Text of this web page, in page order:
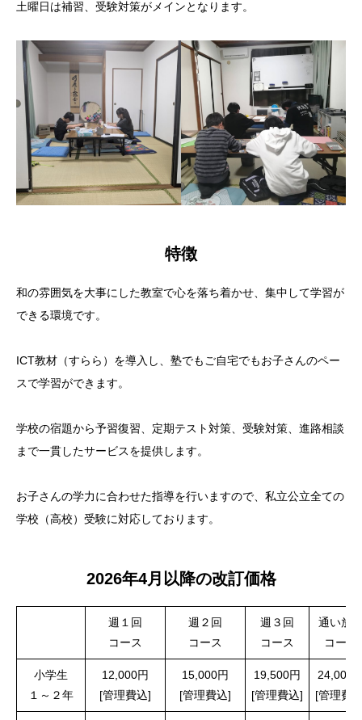
土曜日は補習、受験対策がメインとなります。
特徴
和の雰囲気を大事にした教室で心を落ち着かせ、集中して学習が
できる環境です。
ICT教材（すらら）を導入し、塾でもご自宅でもお子さんのペー
スで学習ができます。
学校の宿題から予習復習、定期テスト対策、受験対策、進路相談
まで一貫したサービスを提供します。
お子さんの学力に合わせた指導を行いますので、私立公立全ての
学校（高校）受験に対応しております。
2026年4月以降の改訂価格
週１回
コース
週２回
コース
週３回
コース
通い放
コース
小学生
１～２年
12,000円
[管理費込]
15,000円
[管理費込]
19,500円
[管理費込]
24,000
[管理費